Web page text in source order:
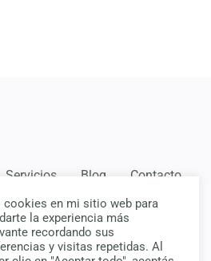
Servicios Blog Contacto
•Política de privacidad
. Diseño deChiavassa Pablo.
cookies en mi sitio web para
la experiencia más
recordando sus
y visitas repetidas. Al